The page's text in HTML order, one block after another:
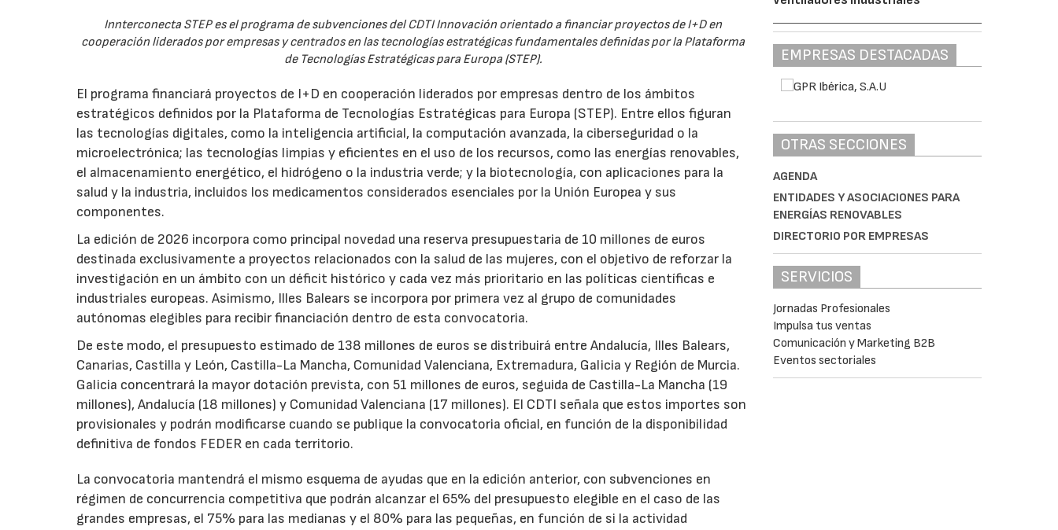
Innterconecta STEP es el programa de subvenciones del CDTI Innovación orientado a financiar proyectos de I+D en
cooperación liderados por empresas y centrados en las tecnologías estratégicas fundamentales definidas por la Plataforma
de Tecnologías Estratégicas para Europa (STEP).
El programa financiará proyectos de I+D en cooperación liderados por empresas dentro de los ámbitos
estratégicos definidos por la Plataforma de Tecnologías Estratégicas para Europa (STEP). Entre ellos figuran
las tecnologías digitales, como la inteligencia artificial, la computación avanzada, la ciberseguridad o la
microelectrónica; las tecnologías limpias y eficientes en el uso de los recursos, como las energías renovables,
el almacenamiento energético, el hidrógeno o la industria verde; y la biotecnología, con aplicaciones para la
salud y la industria, incluidos los medicamentos considerados esenciales por la Unión Europea y sus
componentes.
La edición de 2026 incorpora como principal novedad una reserva presupuestaria de 10 millones de euros
destinada exclusivamente a proyectos relacionados con la salud de las mujeres, con el objetivo de reforzar la
investigación en un ámbito con un déficit histórico y cada vez más prioritario en las políticas científicas e
industriales europeas. Asimismo, Illes Balears se incorpora por primera vez al grupo de comunidades
autónomas elegibles para recibir financiación dentro de esta convocatoria.
De este modo, el presupuesto estimado de 138 millones de euros se distribuirá entre Andalucía, Illes Balears,
Canarias, Castilla y León, Castilla-La Mancha, Comunidad Valenciana, Extremadura, Galicia y Región de Murcia.
Galicia concentrará la mayor dotación prevista, con 51 millones de euros, seguida de Castilla-La Mancha (19
millones), Andalucía (18 millones) y Comunidad Valenciana (17 millones). El CDTI señala que estos importes son
provisionales y podrán modificarse cuando se publique la convocatoria oficial, en función de la disponibilidad
definitiva de fondos FEDER en cada territorio.
La convocatoria mantendrá el mismo esquema de ayudas que en la edición anterior, con subvenciones en
régimen de concurrencia competitiva que podrán alcanzar el 65% del presupuesto elegible en el caso de las
grandes empresas, el 75% para las medianas y el 80% para las pequeñas, en función de si la actividad
EMPRESAS DESTACADAS
OTRAS SECCIONES
AGENDA
ENTIDADES Y ASOCIACIONES PARA
ENERGÍAS RENOVABLES
DIRECTORIO POR EMPRESAS
SERVICIOS
Jornadas Profesionales
Impulsa tus ventas
Comunicación y Marketing B2B
Eventos sectoriales